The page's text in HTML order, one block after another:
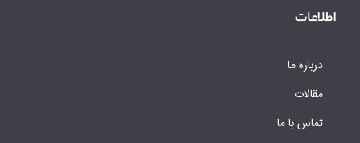
اطلاعات
درباره ما
مقالات
تماس با ما